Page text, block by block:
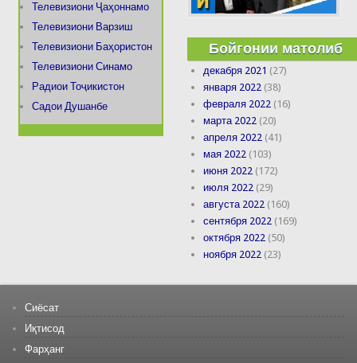
Телевизиони Ҷаҳоннамо
Телевизиони Варзиш
Телевизиони Баҳористон
Телевизиони Синамо
Радиои Тоҷикистон
Садои Душанбе
Бойгонии матолиб
декабря 2021 (27)
января 2022 (38)
февраля 2022 (16)
марта 2022 (20)
апреля 2022 (41)
мая 2022 (103)
июня 2022 (172)
июля 2022 (29)
августа 2022 (160)
сентября 2022 (169)
октября 2022 (50)
ноября 2022 (23)
Сиёсат
Иқтисод
Фарҳанг